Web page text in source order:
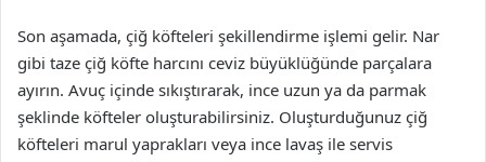
Son aşamada, çiğ köfteleri şekillendirme işlemi gelir. Nar
gibi taze çiğ köfte harcını ceviz büyüklüğünde parçalara
ayırın. Avuç içinde sıkıştırarak, ince uzun ya da parmak
şeklinde köfteler oluşturabilirsiniz. Oluşturduğunuz çiğ
köfteleri marul yaprakları veya ince lavaş ile servis